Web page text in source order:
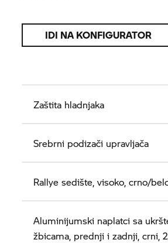
IDI NA KONFIGURATOR
Zaštita hladnjaka
Srebrni podizači upravljača
Rallye sedište, visoko, crno/
Aluminijumski naplatci sa
žbicama, prednji i zadnji, crni,